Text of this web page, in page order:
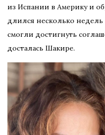
из Испании в Америку и
длился несколько
смогли достигнуть
досталась Шакире.